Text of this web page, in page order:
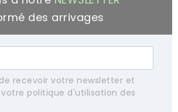
des arrivages
recevoir votre newsletter et
politique d'utilisation des